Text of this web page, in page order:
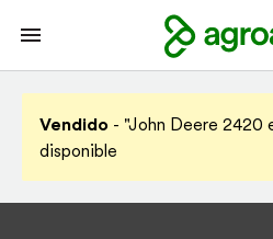
Vendido - "John Deere 2420
disponible